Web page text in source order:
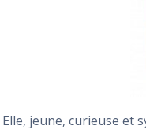
jeune, curieuse et